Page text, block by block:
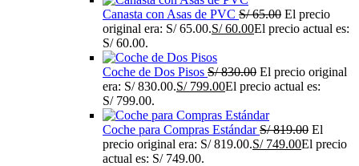
Canasta con Asas de PVC S/65.00 El precio
original era: S/ 65.00.S/60.00El precio actual es:
S/ 60.00.
Coche de Dos Pisos S/830.00 El precio original
era: S/ 830.00.S/799.00El precio actual es:
S/ 799.00.
Coche para Compras EstándarS/819.00 El
precio original era: S/ 819.00.S/749.00El precio
actual es: S/ 749.00.